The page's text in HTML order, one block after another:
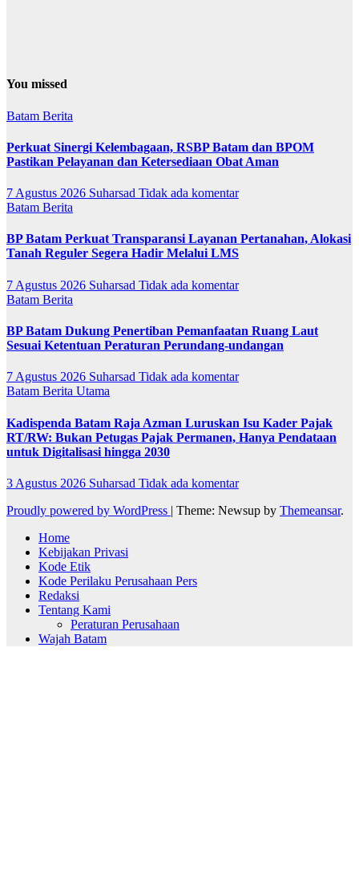
You missed
Batam Berita
Perkuat Sinergi Kelembagaan, RSBP Batam dan BPOM
Pastikan Pelayanan dan Ketersediaan Obat Aman
7 Agustus 2026 Suharsad Tidak ada komentar
Batam Berita
BP Batam Perkuat Transparansi Layanan Pertanahan, Alokasi
Tanah Reguler Segera Hadir Melalui LMS
7 Agustus 2026 Suharsad Tidak ada komentar
Batam Berita
BP Batam Dukung Penertiban Pemanfaatan Ruang Laut
Sesuai Ketentuan Peraturan Perundang-undangan
7 Agustus 2026 Suharsad Tidak ada komentar
Batam Berita Utama
Kadispenda Batam Raja Azman Luruskan Isu Kader Pajak
RT/RW: Bukan Petugas Pajak Permanen, Hanya Pendataan
untuk Digitalisasi hingga 2030
3 Agustus 2026 Suharsad Tidak ada komentar
Proudly powered by WordPress | Theme: Newsup by Themeansar.
Home
Kebijakan Privasi
Kode Etik
Kode Perilaku Perusahaan Pers
Redaksi
Tentang Kami
Peraturan Perusahaan
Wajah Batam